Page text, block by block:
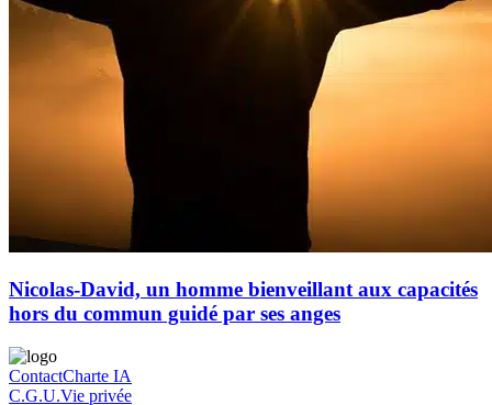
Nicolas-David, un homme bienveillant aux capacités
hors du commun guidé par ses anges
ContactCharte IA
C.G.U.Vie privée